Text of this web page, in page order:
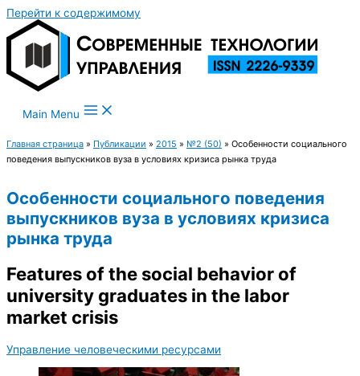
Перейти к содержимому
Main Menu
Главная страница » Публикации » 2015 » №2 (50) » Особенности социального
поведения выпускников вуза в условиях кризиса рынка труда
Особенности социального поведения
выпускников вуза в условиях кризиса
рынка труда
Features of the social behavior of
university graduates in the labor
market crisis
Управление человеческими ресурсами